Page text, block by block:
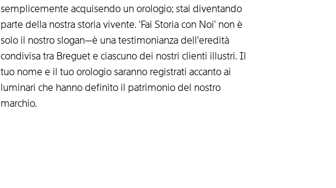
semplicemente acquisendo un orologio; stai diventando
parte della nostra storia vivente. 'Fai Storia con Noi' non è
solo il nostro slogan—è una testimonianza dell'eredità
condivisa tra Breguet e ciascuno dei nostri clienti illustri. Il
tuo nome e il tuo orologio saranno registrati accanto ai
luminari che hanno definito il patrimonio del nostro
marchio.